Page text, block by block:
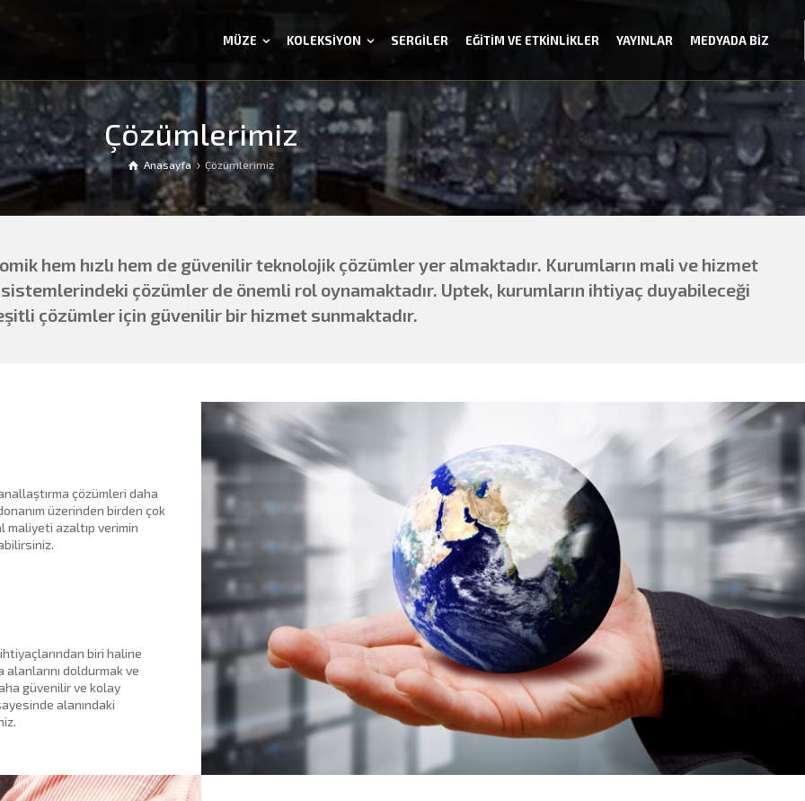
MÜZE KOLEKSİYON SERGİLER EĞİTİM VE ETKİNLİKLER YAYINLAR MEDYADA BİZ
Çözümlerimiz
Anasayfa Çözümlerimiz
hem hızlı hem de güvenilir teknolojik çözümler yer almaktadır. Kurumların mali ve hizmet
çözümler de önemli rol oynamaktadır. Uptek, kurumların ihtiyaç duyabileceği
çözümler için güvenilir bir hizmet sunmaktadır.
çözümleri daha
üzerinden birden çok
maliyeti azaltıp verimin
biri haline
doldurmak ve
güvenilir ve kolay
alanındaki